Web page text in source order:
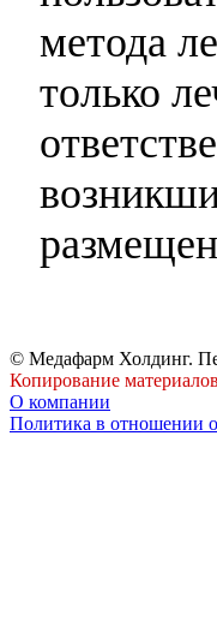
метода
только
© Медафарм Холдинг.
Копирование
О компании
Политика в отношении